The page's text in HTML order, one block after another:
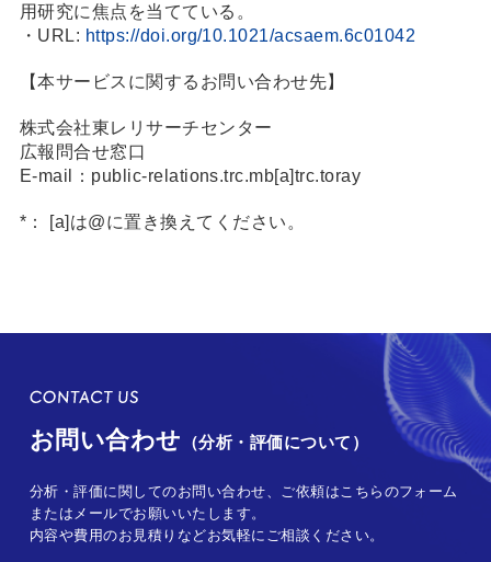
用研究に焦点を当てている。
・URL: https://doi.org/10.1021/acsaem.6c01042
【本サービスに関するお問い合わせ先】
株式会社東レリサーチセンター
広報問合せ窓口
E-mail：public-relations.trc.mb[a]trc.toray
*： [a]は@に置き換えてください。
お問い合わせ （分析・評価について）
分析・評価に関してのお問い合わせ、ご依頼はこちらのフォーム
またはメールでお願いいたします。
内容や費用のお見積りなどお気軽にご相談ください。